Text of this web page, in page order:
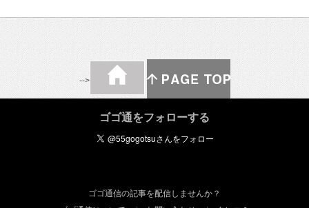
-->
ゴゴ通をフォローする
ゴゴ通信の記事を配信しませんか？